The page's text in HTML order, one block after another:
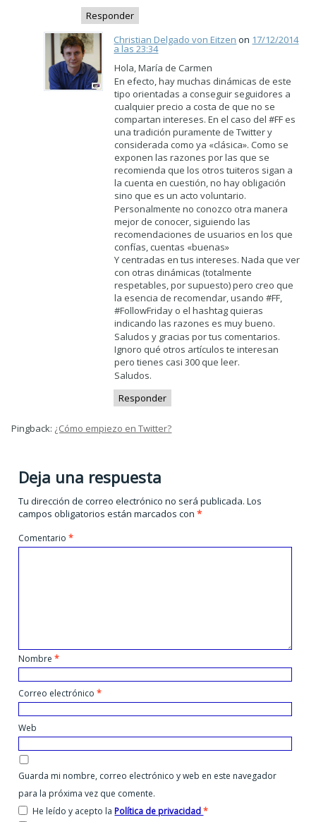
Responder
Christian Delgado von Eitzen on 17/12/2014
a las 23:34
Hola, María de Carmen
En efecto, hay muchas dinámicas de este
tipo orientadas a conseguir seguidores a
cualquier precio a costa de que no se
compartan intereses. En el caso del #FF es
una tradición puramente de Twitter y
considerada como ya «clásica». Como se
exponen las razones por las que se
recomienda que los otros tuiteros sigan a
la cuenta en cuestión, no hay obligación
sino que es un acto voluntario.
Personalmente no conozco otra manera
mejor de conocer, siguiendo las
recomendaciones de usuarios en los que
confías, cuentas «buenas»
Y centradas en tus intereses. Nada que ver
con otras dinámicas (totalmente
respetables, por supuesto) pero creo que
la esencia de recomendar, usando #FF,
#FollowFriday o el hashtag quieras
indicando las razones es muy bueno.
Saludos y gracias por tus comentarios.
Ignoro qué otros artículos te interesan
pero tienes casi 300 que leer.
Saludos.
Responder
Pingback: ¿Cómo empiezo en Twitter?
Deja una respuesta
Tu dirección de correo electrónico no será publicada. Los
campos obligatorios están marcados con*
Comentario*
Nombre*
Correo electrónico*
Web
Guarda mi nombre, correo electrónico y web en este navegador
para la próxima vez que comente.
He leído y acepto laPolítica de privacidad*